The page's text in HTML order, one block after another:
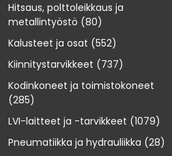
Hitsaus, polttoleikkaus ja
metallintyöstö (80)
Kalusteet ja osat (552)
Kiinnitystarvikkeet (737)
Kodinkoneet ja toimistokoneet
(285)
LVI-laitteet ja -tarvikkeet (1079)
Pneumatiikka ja hydrauliikka (28)